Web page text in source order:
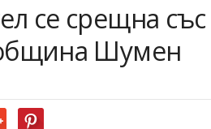
се срещна със
Шумен